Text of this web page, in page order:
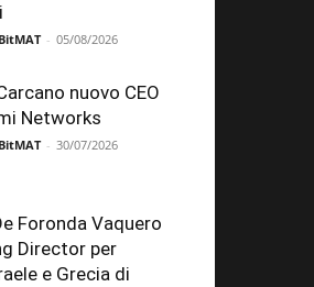
- 05/08/2026
nuovo CEO
Networks
- 30/07/2026
Foronda Vaquero
Director per
e Grecia di